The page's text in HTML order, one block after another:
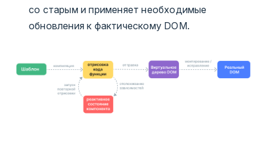
со старым и применяет необходимые
обновления к фактическому DOM.